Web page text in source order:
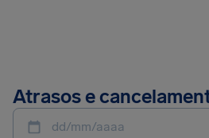
Atrasos e
dd/mm/aaaa